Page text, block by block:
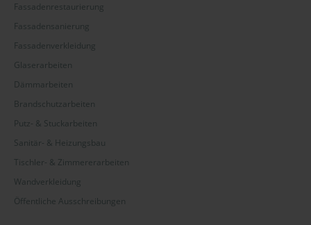
Fassadenrestaurierung
Fassadensanierung
Fassadenverkleidung
Glaserarbeiten
Dämmarbeiten
Brandschutzarbeiten
Putz- & Stuckarbeiten
Sanitär- & Heizungsbau
Tischler- & Zimmererarbeiten
Wandverkleidung
Öffentliche Ausschreibungen